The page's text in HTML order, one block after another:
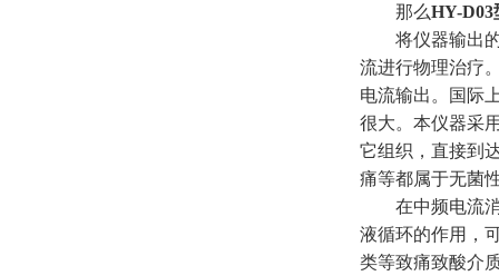
那么HY-D03
将仪器输出
流进行物理治疗
电流输出。国际
很大。本仪器采
它组织，直接到
痛等都属于无菌
在中频电流
液循环的作用，
类等致痛致酸介